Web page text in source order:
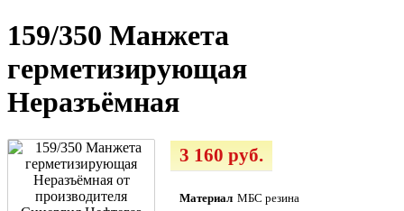
159/350 Манжета
герметизирующая
Неразъёмная
3 160 руб.
Материал МБС резина